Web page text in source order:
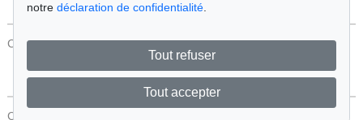
CONTACT Protection Des Données
CONTACT
notre déclaration de confidentialité
Tout refuser
Tout accepter